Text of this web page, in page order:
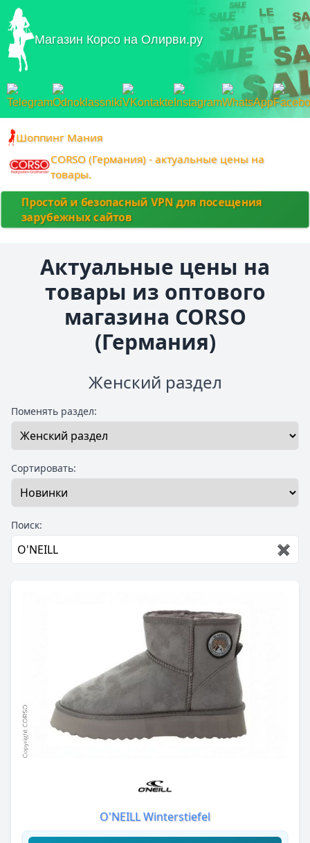
Магазин Корсо на Олирви.ру
Шоппинг Мания
CORSO (Германия) - актуальные цены на
товары.
Простой и безопасный VPN для посещения
зарубежных сайтов
Актуальные цены на
товары из оптового
магазина CORSO
(Германия)
Женский раздел
Поменять раздел:
Сортировать:
Поиск:
✖
O'NEILL Winterstiefel